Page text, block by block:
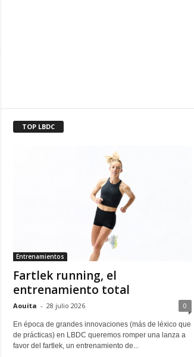
TOP LBDC
Entrenamientos
Fartlek running, el
entrenamiento total
Aouita - 28 julio 2026 0
En época de grandes innovaciones (más de léxico que
de prácticas) en LBDC queremos romper una lanza a
favor del fartlek, un entrenamiento de...